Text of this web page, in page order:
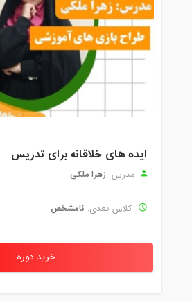
ایده های خلاقانه برای تدریس
مدرس: زهرا ملکی
کلاس بعدی: نامشخص
خرید دوره